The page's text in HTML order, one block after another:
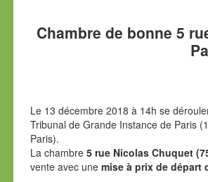
Chambre de bonne 5
Le 13 décembre 2018 à 14h se
Tribunal de Grande Instance de Paris
Paris).
La chambre 5 rue Nicolas Chuquet
vente avec unemise à prix de départ